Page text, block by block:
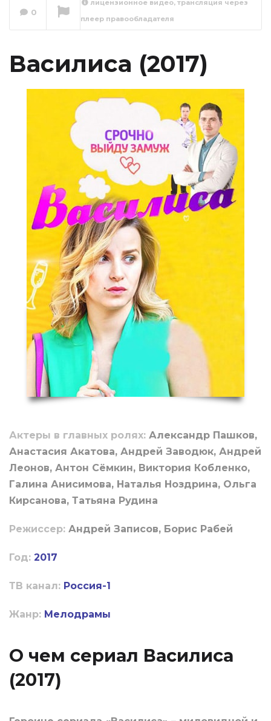
0
лицензионное видео, трансляция через
плеер правообладателя
Василиса (2017)
Актеры в главных ролях: Александр Пашков,
Анастасия Акатова, Андрей Заводюк, Андрей
Леонов, Антон Сёмкин, Виктория Кобленко,
Галина Анисимова, Наталья Ноздрина, Ольга
Кирсанова, Татьяна Рудина
Режиссер: Андрей Записов, Борис Рабей
Год: 2017
ТВ канал: Россия-1
Жанр: Мелодрамы
О чем сериал Василиса
(2017)